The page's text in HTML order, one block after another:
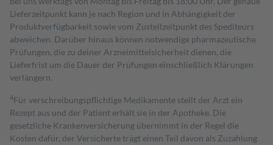
Lieferzeitpunkt kann je nach Region und in Abhängigkeit der
Produktverfügbarkeit sowie vom Zustellzeitpunkt des Spediteurs
abweichen. Darüber hinaus können notwendige pharmazeutische
Prüfungen, die zu deiner Arzneimittelsicherheit dienen, die
Lieferfrist um die Dauer der Prüfungen einschließlich Klärungen
verlängern.
4Für verschreibungspflichtige Medikamente stellt der Arzt ein
Rezept aus und der Patient erhält sie in der Apotheke. Die
gesetzliche Krankenversicherung übernimmt in der Regel die
Kosten dafür, der Versicherte trägt einen Teil davon als Zuzahlung